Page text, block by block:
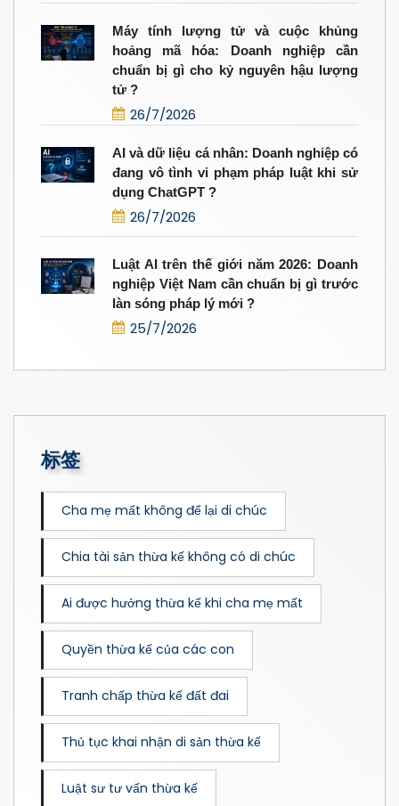
Máy tính lượng tử và cuộc khủng
hoảng mã hóa: Doanh nghiệp cần
chuẩn bị gì cho kỷ nguyên hậu lượng
tử ?
26/7/2026
AI và dữ liệu cá nhân: Doanh nghiệp có
đang vô tình vi phạm pháp luật khi sử
dụng ChatGPT ?
26/7/2026
Luật AI trên thế giới năm 2026: Doanh
nghiệp Việt Nam cần chuẩn bị gì trước
làn sóng pháp lý mới ?
25/7/2026
标签
Cha mẹ mất không để lại di chúc
Chia tài sản thừa kế không có di chúc
Ai được hưởng thừa kế khi cha mẹ mất
Quyền thừa kế của các con
Tranh chấp thừa kế đất đai
Thủ tục khai nhận di sản thừa kế
Luật sư tư vấn thừa kế